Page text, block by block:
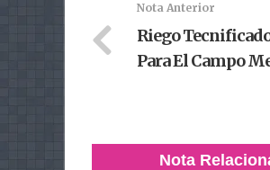
Nota Anterior
Riego
Para El Campo
Nota